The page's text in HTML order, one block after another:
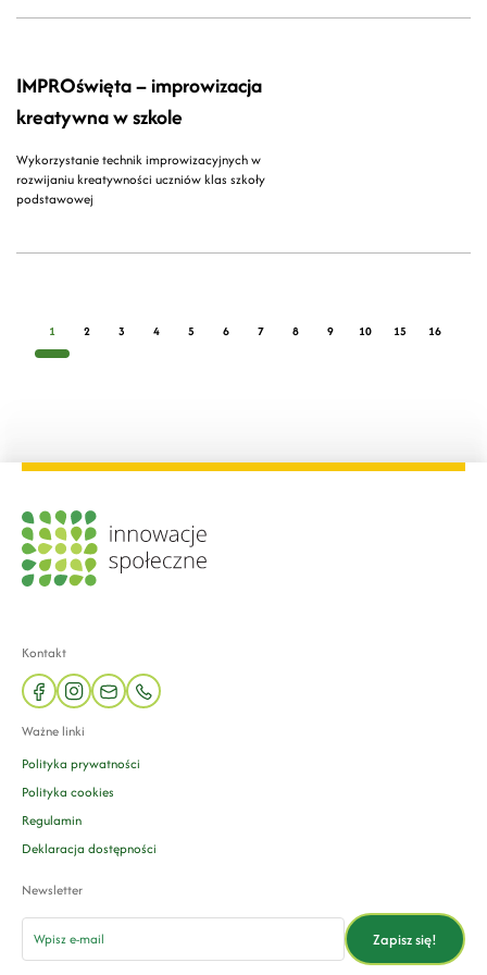
IMPROświęta – improwizacja
kreatywna w szkole
Wykorzystanie technik improwizacyjnych w
rozwijaniu kreatywności uczniów klas szkoły
podstawowej
1 2 3 4 5 6 7 8 9 10 15 16
Kontakt
facebookinstagram
mail phone
Ważne linki
Polityka prywatności
Polityka cookies
Regulamin
Deklaracja dostępności
Newsletter
email
Zapisz się!